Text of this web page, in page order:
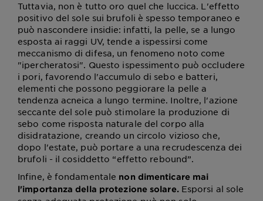
Tuttavia, non è tutto oro quel che luccica. L'effetto
positivo del sole sui brufoli è spesso temporaneo e
può nascondere insidie: infatti, la pelle, se a lungo
esposta ai raggi UV, tende a ispessirsi come
meccanismo di difesa, un fenomeno noto come
"ipercheratosi". Questo ispessimento può occludere
i pori, favorendo l'accumulo di sebo e batteri,
elementi che possono peggiorare la pelle a
tendenza acneica a lungo termine. Inoltre, l'azione
seccante del sole può stimolare la produzione di
sebo come risposta naturale del corpo alla
disidratazione, creando un circolo vizioso che,
dopo l'estate, può portare a una recrudescenza dei
brufoli - il cosiddetto “effetto rebound”.
Infine, è fondamentale non dimenticare mai
l'importanza della protezione solare.Esporsi al sole